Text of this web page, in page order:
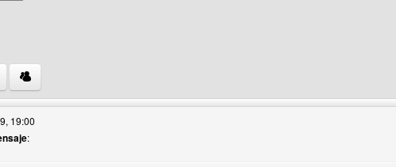
web del autor: megamix-musica
19:00
: